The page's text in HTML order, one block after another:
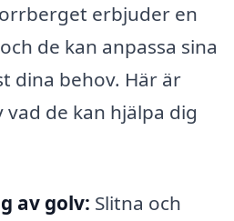
erbjuder en
de kan anpassa sina
dina behov. Här är
de kan hjälpa dig
av golv: Slitna och